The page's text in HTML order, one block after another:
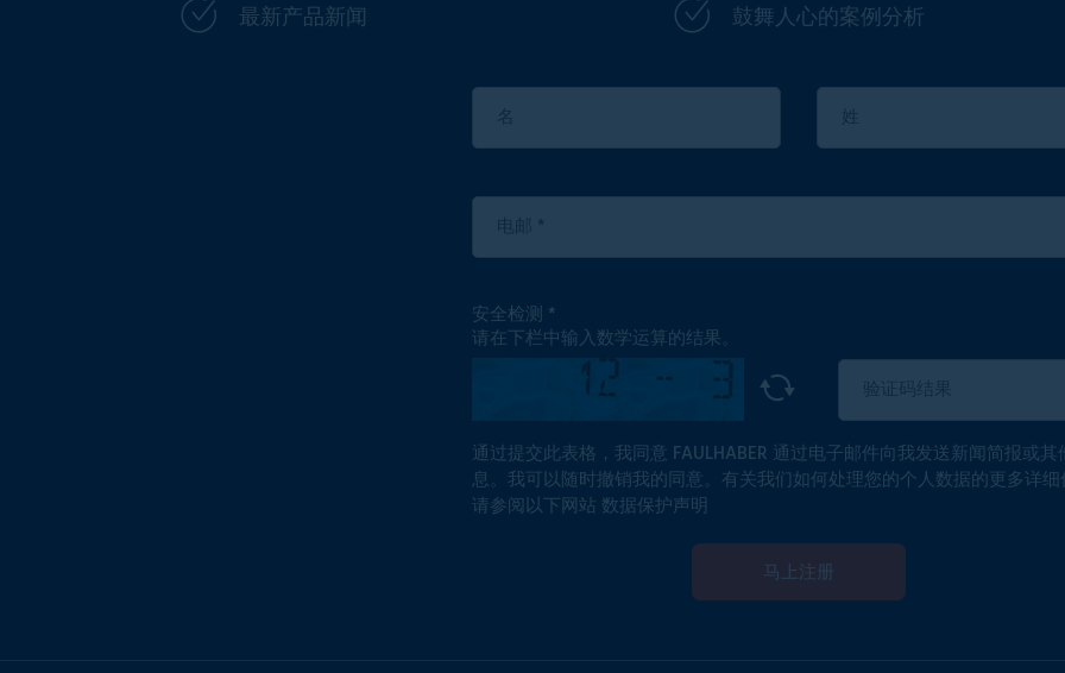
最新产品新闻 鼓舞人心的案例分析
安全检测
请在下栏中输入数学运算的结果。
通过提交此表格，我同意 FAULHABER 通过电子邮件向我发送新闻简报或其
息。我可以随时撤销我的同意。有关我们如何处理您的个人数据的更多详
请参阅以下网站 数据保护声明
马上注册